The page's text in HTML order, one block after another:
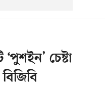
‘পুশইন’ চেষ্টা